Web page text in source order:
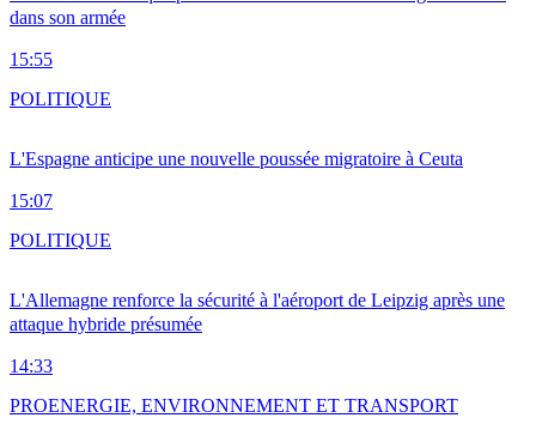
dans son armée
15:55
L'Espagne anticipe une nouvelle poussée migratoire à Ceuta
15:07
POLITIQUE
L'Allemagne renforce la sécurité à l'aéroport de Leipzig après une
attaque hybride présumée
14:33
POLITIQUE
PROENERGIE, ENVIRONNEMENT ET TRANSPORT